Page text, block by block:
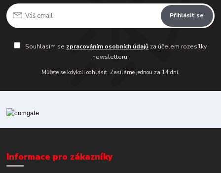
Přihlásit se
Souhlasím se zpracováním osobních údajů za účelem rozesílky
newsletteru.
Můžete se kdykoli odhlásit. Zasíláme jednou za 14 dní.
Informace pro zákazníky